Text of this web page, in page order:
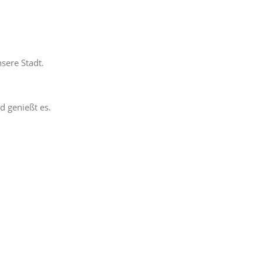
Stadt.
genießt es.